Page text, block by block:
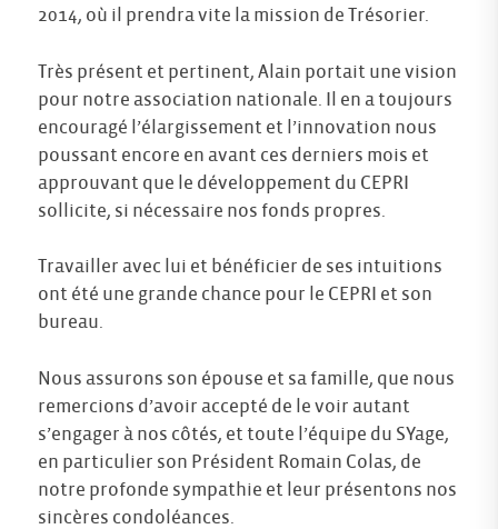
2014, où il prendra vite la mission de Trésorier.
Très présent et pertinent, Alain portait une vision
pour notre association nationale. Il en a toujours
encouragé l’élargissement et l’innovation nous
poussant encore en avant ces derniers mois et
approuvant que le développement du CEPRI
sollicite, si nécessaire nos fonds propres.
Travailler avec lui et bénéficier de ses intuitions
ont été une grande chance pour le CEPRI et son
bureau.
Nous assurons son épouse et sa famille, que nous
remercions d’avoir accepté de le voir autant
s’engager à nos côtés, et toute l’équipe du SYage,
en particulier son Président Romain Colas, de
notre profonde sympathie et leur présentons nos
sincères condoléances.